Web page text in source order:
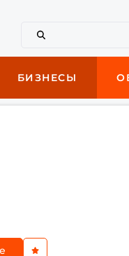
БИЗНЕСЫ